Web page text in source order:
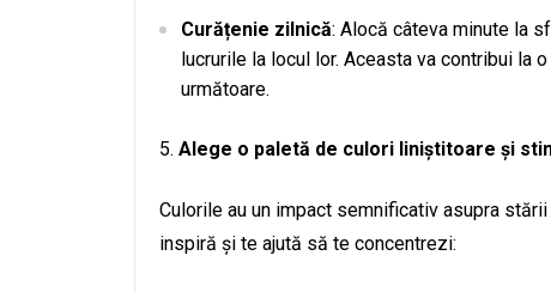
Curățenie zilnică: Alocă câteva minute la
lucrurile la locul lor. Aceasta va contribui la
următoare.
Alege o paletă de culori liniștitoare și
Culorile au un impact semnificativ asupra
inspiră și te ajută să te concentrezi: